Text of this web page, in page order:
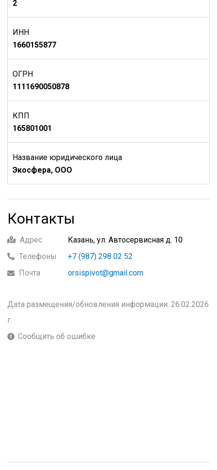
2
ИНН
1660155877
ОГРН
1111690050878
КПП
165801001
Название юридического лица
Экосфера, ООО
Контакты
Адрес
Казань, ул. Автосервисная д. 10
Телефоны
+7 (987) 298 02 52
Почта
orsispivot@gmail.com
Дата размещения/обновления информации: 26.02.2026
г.
Сообщить об ошибке